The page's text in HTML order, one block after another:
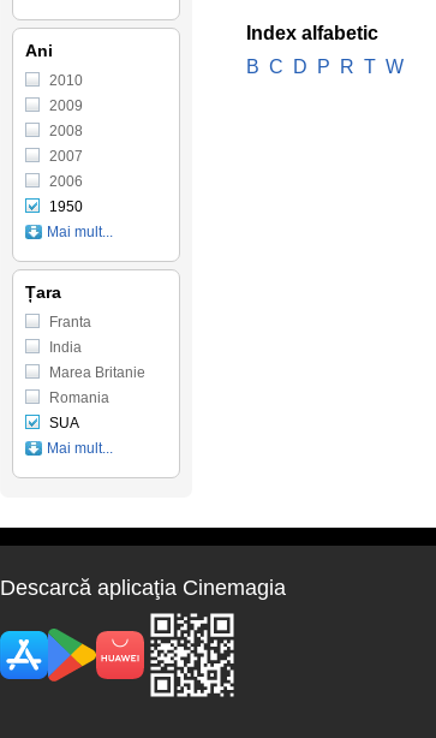
Index alfabetic
B C D P R T W
Ani
2010
2009
2008
2007
2006
1950
Mai mult...
Țara
Franta
India
Marea Britanie
Romania
SUA
Mai mult...
Descarcă aplicaţia Cinemagia